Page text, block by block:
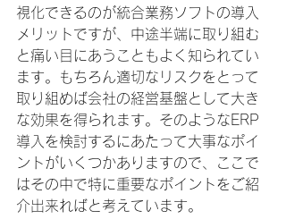
視化できるのが統合業務ソフトの導入
メリットですが、中途半端に取り組む
と痛い目にあうこともよく知られてい
ます。もちろん適切なリスクをとって
取り組めば会社の経営基盤として大き
な効果を得られます。そのようなERP
導入を検討するにあたって大事なポイ
ントがいくつかありますので、ここで
はその中で特に重要なポイントをご紹
介出来ればと考えています。